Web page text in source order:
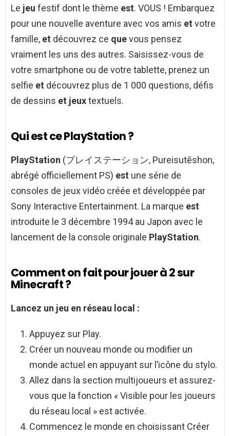
Le jeu festif dont le thème est. VOUS ! Embarquez
pour une nouvelle aventure avec vos amis et votre
famille, et découvrez ce quevous pensez
vraiment les uns des autres. Saisissez-vous de
votre smartphone ou de votre tablette, prenez un
selfie et découvrez plus de 1 000 questions, défis
de dessins et jeuxtextuels.
Qui est ce PlayStation ?
PlayStation (プレイステーション, Pureisutēshon,
abrégé officiellement PS) est une série de
consoles de jeux vidéo créée et développée par
Sony Interactive Entertainment. La marque est
introduite le 3 décembre 1994 au Japon avec le
lancement de la console originale PlayStation.
Comment on fait pour jouer à 2 sur
Minecraft ?
Lancez un jeu en réseau local :
Appuyez sur Play.
Créer un nouveau monde ou modifier un
monde actuel en appuyant sur l’icône du stylo.
Allez dans la section multijoueurs et assurez-
vous que la fonction « Visible pour les joueurs
du réseau local » est activée.
Commencez le monde en choisissant Créer